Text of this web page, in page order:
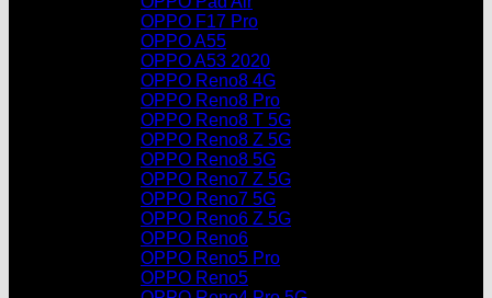
OPPO F17 Pro
OPPO A55
OPPO A53 2020
OPPO Reno8 4G
OPPO Reno8 Pro
OPPO Reno8 T 5G
OPPO Reno8 Z 5G
OPPO Reno8 5G
OPPO Reno7 Z 5G
OPPO Reno7 5G
OPPO Reno6 Z 5G
OPPO Reno6
OPPO Reno5 Pro
OPPO Reno5